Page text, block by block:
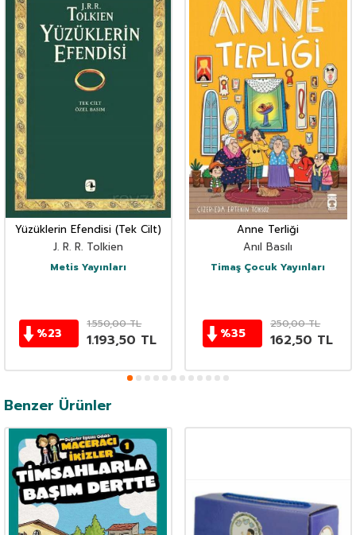
Yüzüklerin Efendisi (Tek Cilt)
J. R. R. Tolkien
Metis Yayınları
%23
1.550,00TL
1.193,50 TL
Anne Terliği
Anıl Basılı
Timaş Çocuk Yayınları
%35
250,00TL
162,50 TL
Benzer Ürünler